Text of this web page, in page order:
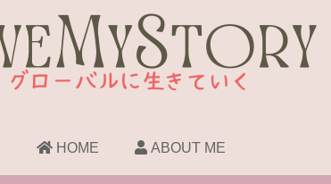
HOME ABOUT ME